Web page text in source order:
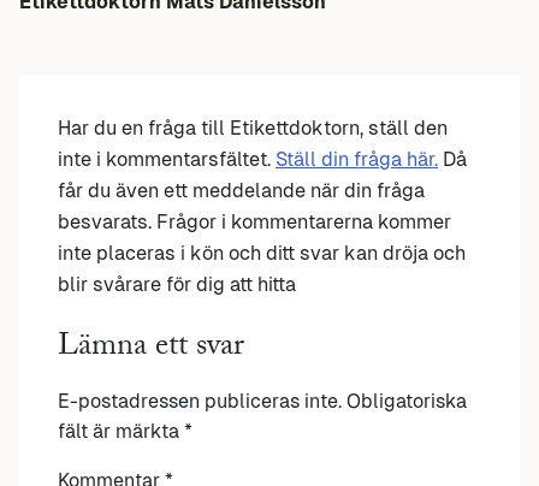
Har du en fråga till Etikettdoktorn, ställ den
inte i kommentarsfältet. Ställ din fråga här. Då
får du även ett meddelande när din fråga
besvarats. Frågor i kommentarerna kommer
inte placeras i kön och ditt svar kan dröja och
blir svårare för dig att hitta
Lämna ett svar
E-postadressen publiceras inte. Obligatoriska
fält är märkta *
Kommentar *